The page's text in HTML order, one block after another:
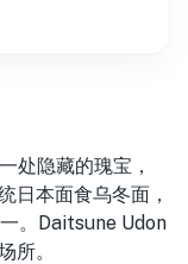
处隐藏的瑰宝，
日本面食乌冬面，
。Daitsune Udon
所。